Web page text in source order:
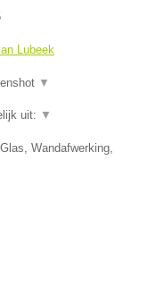
Lubeek
▼
uit: ▼
Wandafwerking,